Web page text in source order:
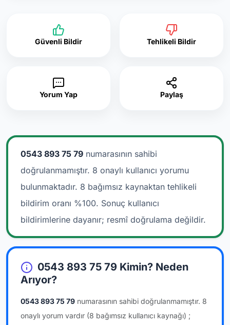
Güvenli Bildir Tehlikeli Bildir
Yorum Yap Paylaş
0543 893 75 79 numarasının sahibi
doğrulanmamıştır. 8 onaylı kullanıcı yorumu
bulunmaktadır. 8 bağımsız kaynaktan tehlikeli
bildirim oranı %100. Sonuç kullanıcı
bildirimlerine dayanır; resmî doğrulama değildir.
0543 893 75 79 Kimin? Neden
Arıyor?
0543 893 75 79 numarasının sahibi doğrulanmamıştır. 8
onaylı yorum vardır (8 bağımsız kullanıcı kaynağı) ;